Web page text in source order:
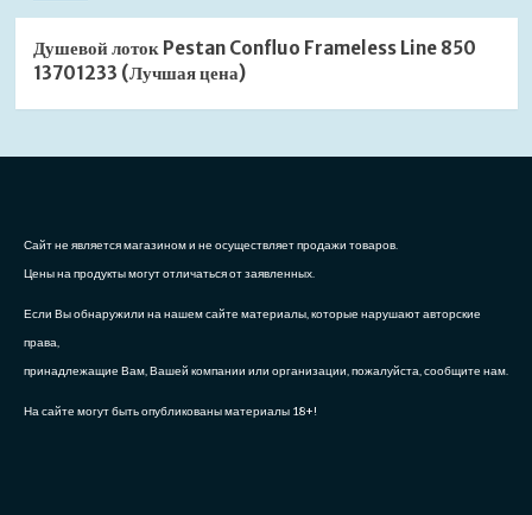
Душевой лоток Pestan Confluo Frameless Line 850
13701233 (Лучшая цена)
Сайт не является магазином и не осуществляет продажи товаров.
Цены на продукты могут отличаться от заявленных.
Если Вы обнаружили на нашем сайте материалы, которые нарушают авторские
права,
принадлежащие Вам, Вашей компании или организации, пожалуйста, сообщите нам.
На сайте могут быть опубликованы материалы 18+!